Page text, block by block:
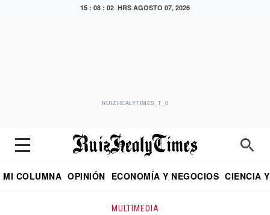
15 : 08 : 02 HRS AGOSTO 07, 2026
RUIZHEALYTIMES_T_0
MI COLUMNA OPINIÓN ECONOMÍA Y NEGOCIOS CIENCIA
MULTIMEDIA